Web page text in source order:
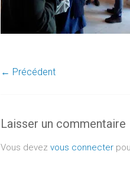
← Précédent
Laisser un commentaire
Vous devez vous connecter